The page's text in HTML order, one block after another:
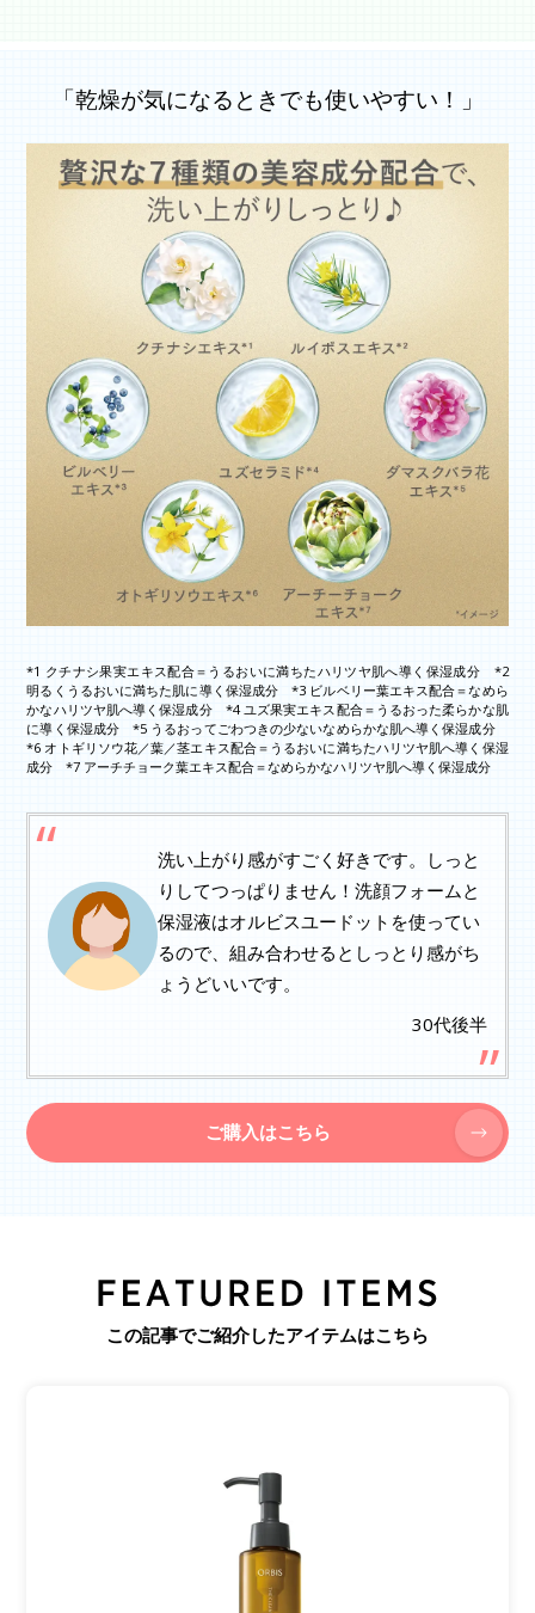
「乾燥が気になるときでも使いやすい！」
*1 クチナシ果実エキス配合＝うるおいに満ちたハリツヤ肌へ導く保湿成分 *2
明るくうるおいに満ちた肌に導く保湿成分 *3 ビルベリー葉エキス配合＝なめら
かなハリツヤ肌へ導く保湿成分 *4 ユズ果実エキス配合＝うるおった柔らかな肌
に導く保湿成分 *5 うるおってごわつきの少ないなめらかな肌へ導く保湿成分
*6 オトギリソウ花／葉／茎エキス配合＝うるおいに満ちたハリツヤ肌へ導く保湿
成分 *7 アーチチョーク葉エキス配合＝なめらかなハリツヤ肌へ導く保湿成分
洗い上がり感がすごく好きです。しっと
りしてつっぱりません！洗顔フォームと
保湿液はオルビスユードットを使ってい
るので、組み合わせるとしっとり感がち
ょうどいいです。
30代後半
ご購入はこちら
この記事でご紹介したアイテムはこちら